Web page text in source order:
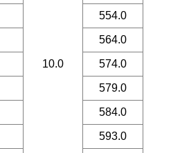
10.0
554.0
564.0
574.0
579.0
584.0
593.0